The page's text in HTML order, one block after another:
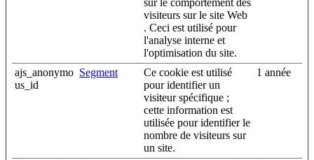
visiteurs sur le site Web
. Ceci est utilisé pour
l'analyse interne et
l'optimisation du site.
ajs_anonymo
us_id
Segment
Ce cookie est utilisé
pour identifier un
visiteur spécifique ;
cette information est
utilisée pour identifier le
nombre de visiteurs sur
un site.
1 année